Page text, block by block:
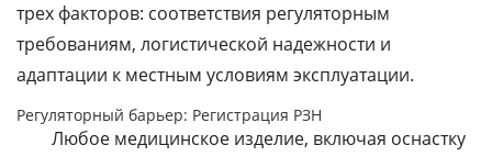
трех факторов: соответствия регуляторным
требованиям, логистической надежности и
адаптации к местным условиям эксплуатации.
Регуляторный барьер: Регистрация РЗН
Любое медицинское изделие, включая оснастку